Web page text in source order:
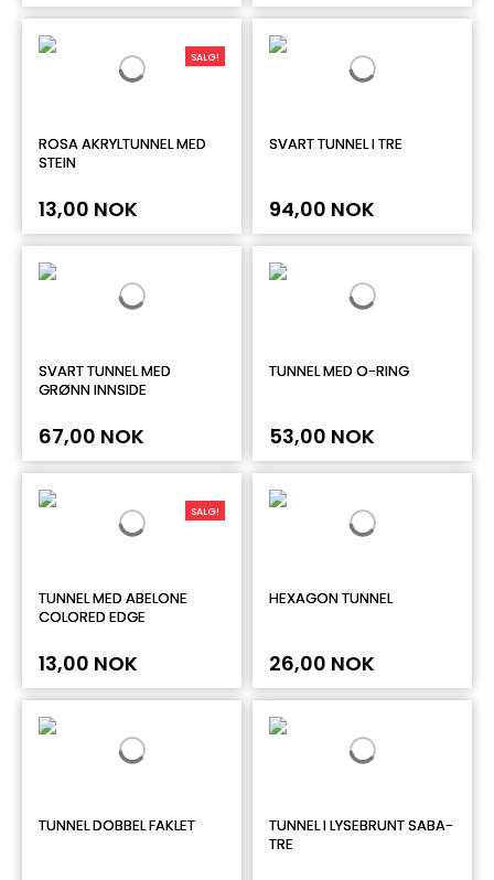
SALG!
ROSA AKRYLTUNNEL MED
STEIN
13,00 NOK
SVART TUNNEL I TRE
94,00 NOK
SVART TUNNEL MED
GRØNN INNSIDE
67,00 NOK
TUNNEL MED O-RING
53,00 NOK
SALG!
TUNNEL MED ABELONE
COLORED EDGE
13,00 NOK
HEXAGON TUNNEL
26,00 NOK
TUNNEL DOBBEL FAKLET
TUNNEL I LYSEBRUNT SABA-
TRE